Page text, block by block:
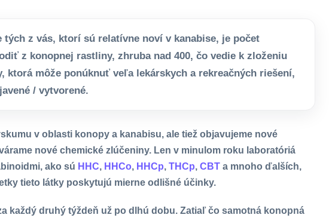
tých z vás, ktorí sú relatívne noví v kanabise, je počet
z konopnej rastliny, zhruba nad 400, čo vedie k zloženiu
ktorá môže ponúknuť veľa lekárskych a rekreačných riešení,
/ vytvorené.
v oblasti konopy a kanabisu, ale tiež objavujeme nové
nové chemické zlúčeniny. Len v minulom roku laboratóriá
ako sú HHC, HHCo, HHCp, THCp, CBTa mnoho ďalších,
tieto látky poskytujú mierne odlišné účinky.
každý druhý týždeň už po dlhú dobu. Zatiaľ čo samotná konopná